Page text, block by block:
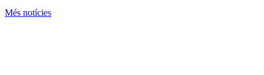
Més notícies